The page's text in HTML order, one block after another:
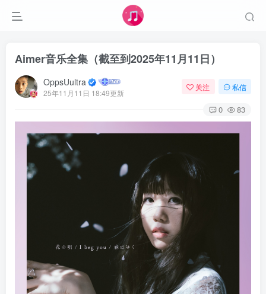
Aimer音乐全集（截至到2025年11月11日）
OppsUultra
25年11月11日 18:49更新
关注 私信
0 83